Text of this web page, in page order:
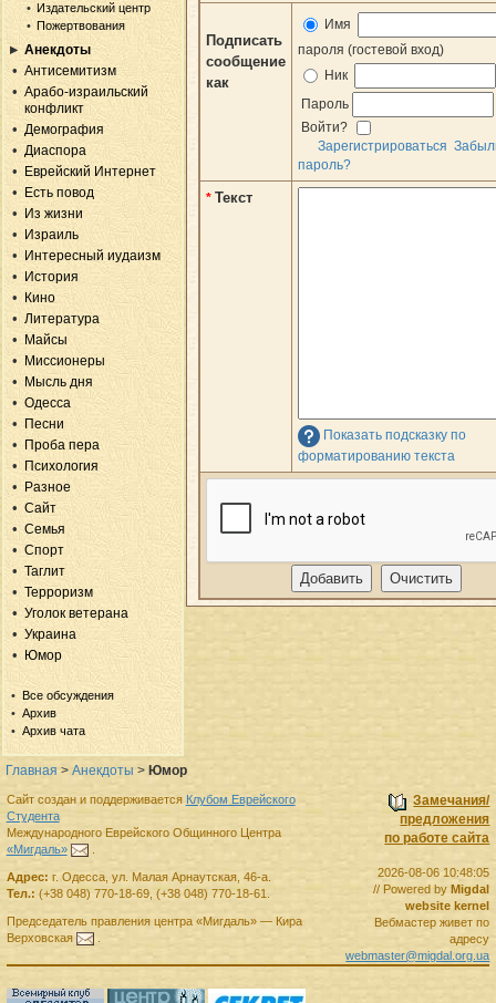
Издательский центр
Пожертвования
Анекдоты
Антисемитизм
Арабо-израильский
конфликт
Демография
Диаспора
Еврейский Интернет
Есть повод
Из жизни
Израиль
Интересный иудаизм
История
Кино
Литература
Майсы
Миссионеры
Мысль дня
Одесса
Песни
Проба пера
Психология
Разное
Сайт
Семья
Спорт
Таглит
Терроризм
Уголок ветерана
Украина
Юмор
Все обсуждения
Архив
Архив чата
Подписать
сообщение
как
Имя
пароля (гостевой вход)
Ник
Пароль
Войти?
Зарегистрироваться
пароль?
* Текст
Показать подсказку по
форматированию текста
Главная > Анекдоты > Юмор
Замечания/
предложения
по работе сайта
2026-08-06 10:48:05
// Powered byMigdal
website kernel
Вебмастер живет по
адресу
webmaster@migdal.org.ua
Сайт создан и поддерживается Клубом Еврейского
Студента
Международного Еврейского Общинного Центра
«Мигдаль»
.
Адрес: г. Одесса, ул. Малая Арнаутская, 46-а.
Тел.: (+38 048) 770-18-69, (+38 048) 770-18-61
Председатель правленияцентра «Мигдаль»— Кира
Верховская
.